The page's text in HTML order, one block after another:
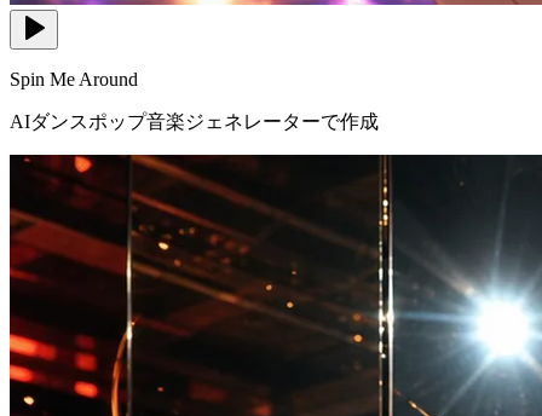
Spin Me Around
AIダンスポップ音楽ジェネレーターで作成